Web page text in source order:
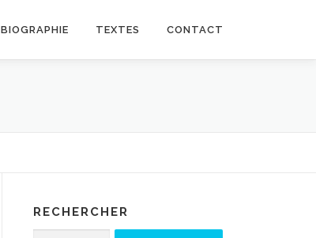
BIOGRAPHIE TEXTES CONTACT
RECHERCHER